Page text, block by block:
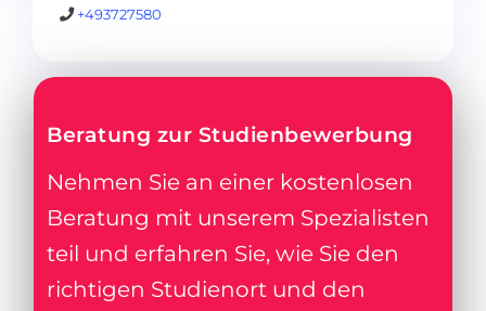
+493727580
Beratung zur Studienbewerbung
Nehmen Sie an einer kostenlosen
Beratung mit unserem Spezialisten
teil und erfahren Sie, wie Sie den
richtigen Studienort und den